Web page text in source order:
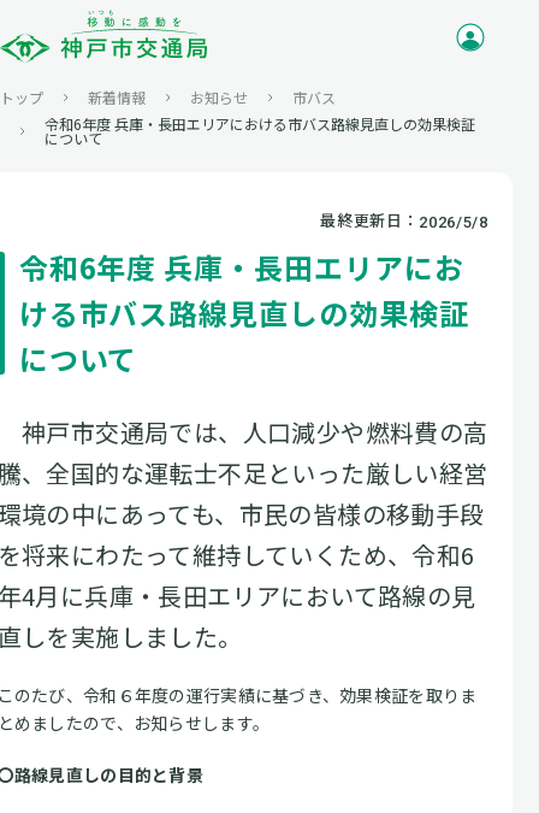
トップ 新着情報 お知らせ
市バス
令和6年度 兵庫・長田エリアにおける市バス路線見直しの効果検証
について
最終更新日： 2026/5/8
令和6年度 兵庫・長田エリアにお
ける市バス路線見直しの効果検証
について
戸市交通局では、人口減少や燃料費の高
、全国的な運転士不足といった厳しい経営
境の中にあっても、市民の皆様の移動手段
将来にわたって維持していくため、令和6
4月に兵庫・長田エリアにおいて路線の見
しを実施しました。
のたび、令和６年度の運行実績に基づき、効果検証を取りま
めましたので、お知らせします。
路線見直しの目的と背景